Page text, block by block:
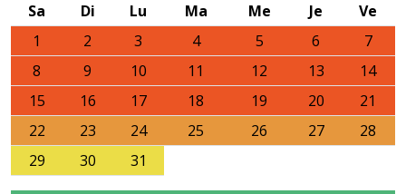
Sa
Di Lu Ma Me Je
Ve
1
2 3 4 5 6
7
8
9 10 11 12 13
14
15
16 17 18 19 20
21
22
23 24 25 26 27
28
29
30 31